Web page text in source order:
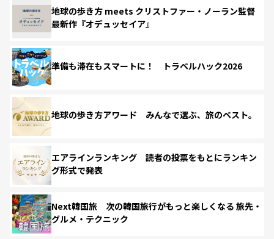
地球の歩き方 meets クリストファー・ノーラン監督
最新作『オデュッセイア』
準備も滞在もスマートに！ トラベルハック2026
地球の歩き方アワード みんなで選ぶ、旅のベスト。
エアラインランキング 読者の投票をもとにランキン
グ形式で発表
Next韓国旅 次の韓国旅行がもっと楽しくなる 旅先・
グルメ・テクニック